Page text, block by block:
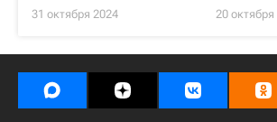
31 октября 2024 20 октября